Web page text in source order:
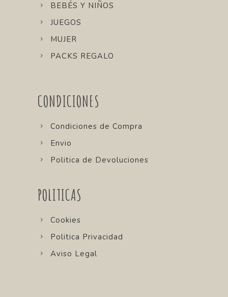
BEBÉS Y NIÑOS
JUEGOS
MUJER
PACKS REGALO
CONDICIONES
Condiciones de Compra
Envio
Politica de Devoluciones
POLITICAS
Cookies
Politica Privacidad
Aviso Legal